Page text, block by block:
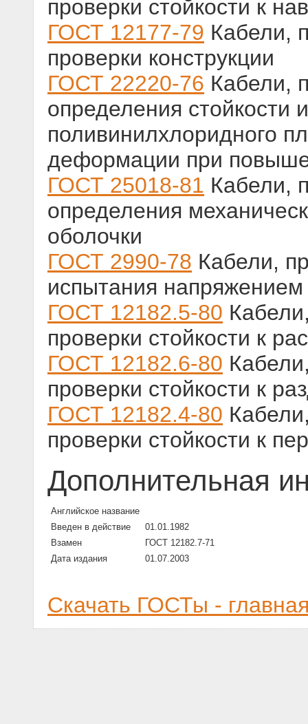
проверки стойкости к
ГОСТ 12177-79 Кабели,
проверки конструкции
ГОСТ 22220-76 Кабели,
определения стойкости
поливинилхлоридного
деформации при
ГОСТ 25018-81 Кабели,
определения
оболочки
ГОСТ 2990-78 Кабели,
испытания напряжением
ГОСТ 12182.5-80
проверки стойкости к
ГОСТ 12182.6-80
проверки стойкости к
ГОСТ 12182.4-80
проверки стойкости к
Дополнительная
Английское название
Введен в действие
01.01.1982
Взамен
ГОСТ 12182.7-71
Дата издания
01.07.2003
Скачать ГОСТы -